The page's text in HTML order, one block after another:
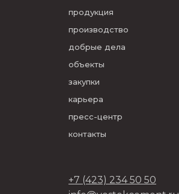
продукция
производство
добрые дела
объекты
закупки
карьера
пресс-центр
контакты
+7 (423) 234 50 50